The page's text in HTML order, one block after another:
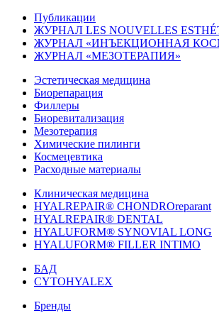
Публикации
ЖУРНАЛ LES NOUVELLES
ЖУРНАЛ «ИНЪЕКЦИОННАЯ
ЖУРНАЛ «МЕЗОТЕРАПИЯ»
Эстетическая медицина
Биорепарация
Филлеры
Биоревитализация
Мезотерапия
Химические пилинги
Космецевтика
Расходные материалы
Клиническая медицина
HYALREPAIR® CHONDROreparant
HYALREPAIR® DENTAL
HYALUFORM® SYNOVIAL LONG
HYALUFORM® FILLER INTIMO
БАД
CYTOHYALEX
Бренды